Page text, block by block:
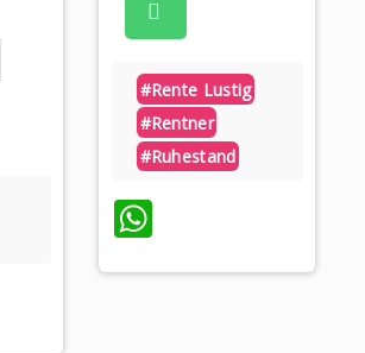
#rente Lustig
#rentner
#ruhestand
WhatsApp